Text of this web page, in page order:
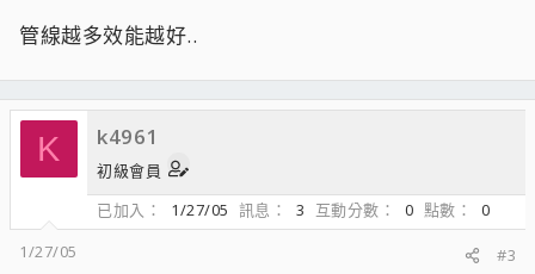
管線越多效能越好..
K k4961
初級會員
已加入
1/27/05 訊息 3 互動分數 0 點數
0
1/27/05
#3